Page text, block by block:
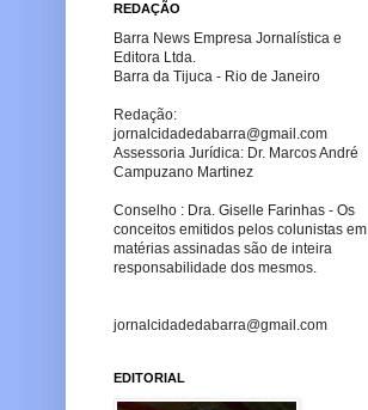
REDAÇÃO
Barra News Empresa Jornalística e
Editora Ltda.
Barra da Tijuca - Rio de Janeiro
Redação:
jornalcidadedabarra@gmail.com
Assessoria Jurídica: Dr. Marcos André
Campuzano Martinez
Conselho : Dra. Giselle Farinhas - Os
conceitos emitidos pelos colunistas em
matérias assinadas são de inteira
responsabilidade dos mesmos.
jornalcidadedabarra@gmail.com
EDITORIAL